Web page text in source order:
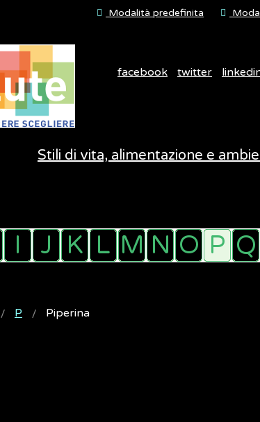
Modalità predefinita
facebook twitter
Stili di vita, alimentazione e
P Piperina